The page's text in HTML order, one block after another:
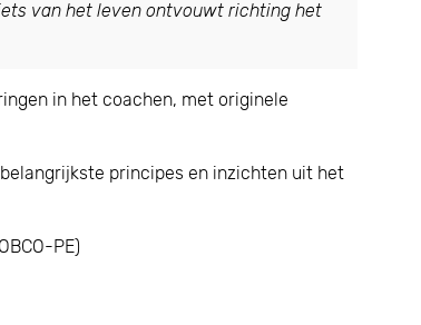
van het leven ontvouwt richting het
in het coachen, met originele
principes en inzichten uit het
PE)